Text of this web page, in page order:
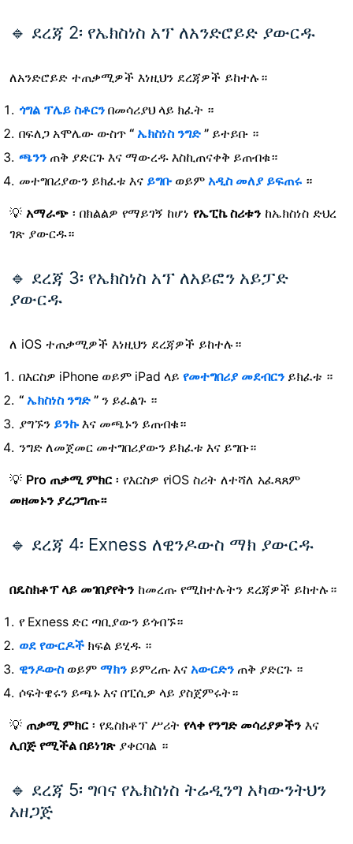
🔹 ደረጃ 2፡ የኤክስነስ አፕ ለአንድሮይድ ያውርዱ
ለአንድሮይድ ተጠቃሚዎች እነዚህን ደረጃዎች ይከተሉ።
ጎግል ፕሌይ ስቶርን በመሳሪያህ ላይ ክፈት ።
በፍለጋ አሞሌው ውስጥ “ ኤክስነስ ንግድ ” ይተይቡ ።
ጫንን ጠቅ ያድርጉ እና ማውረዱ እስኪጠናቀቅ ይጠብቁ።
መተግበሪያውን ይክፈቱ እና ይግቡወይም አዲስ መለያ ይፍጠሩ ።
💡 አማራጭ ፡ በክልልዎ የማይገኝ ከሆነ የኤፒኬ ስሪቱን ከኤክስነስ ድህረ
ገጽ ያውርዱ።
🔹 ደረጃ 3፡ የኤክስነስ አፕ ለአይፎን አይፓድ
ያውርዱ
ለ iOS ተጠቃሚዎች እነዚህን ደረጃዎች ይከተሉ።
በእርስዎ iPhone ወይም iPad ላይ የመተግበሪያ መደብርን ይክፈቱ ።
“ ኤክስነስ ንግድ ” ን ይፈልጉ ።
ያግኙን ይንኩ እና መጫኑን ይጠብቁ።
ንግድ ለመጀመር መተግበሪያውን ይክፈቱ እና ይግቡ።
💡 Pro ጠቃሚ ምክር፡ የእርስዎ የiOS ስሪት ለተሻለ አፈጻጸም
መዘመኑን ያረጋግጡ።
🔹 ደረጃ 4፡ Exness ለዊንዶውስ ማክ ያውርዱ
በዴስክቶፕ ላይ መገበያየትን ከመረጡ የሚከተሉትን ደረጃዎች ይከተሉ።
የ Exness ድር ጣቢያውን ይጎብኙ።
ወደ የውርዶች ክፍል ይሂዱ ።
ዊንዶውስ ወይም ማክን ይምረጡ እና አውርድን ጠቅ ያድርጉ ።
ሶፍትዌሩን ይጫኑ እና በፒሲዎ ላይ ያስጀምሩት።
💡 ጠቃሚ ምክር፡ የዴስክቶፕ ሥሪት የላቀ የንግድ መሳሪያዎችን እና
ሊበጅ የሚችል በይነገጽያቀርባል ።
🔹 ደረጃ 5፡ ግባና የኤክስነስ ትሬዲንግ አካውንትህን
አዘጋጅ